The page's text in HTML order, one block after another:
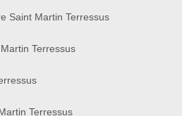
Saint Martin Terressus
Terressus
Terressus